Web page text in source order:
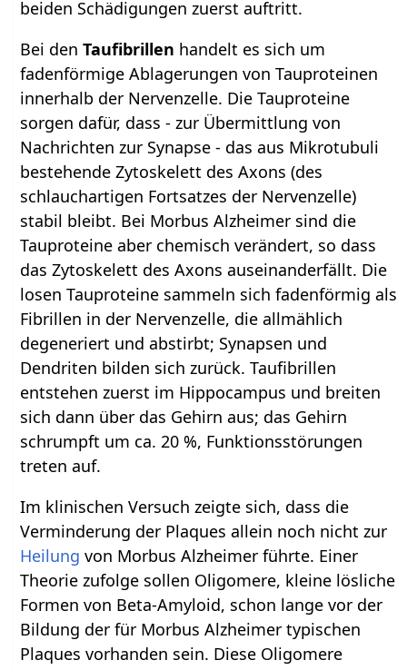
beiden Schädigungen zuerst auftritt.
Bei denTaufibrillen handelt es sich um
fadenförmige Ablagerungen von Tauproteinen
innerhalb der Nervenzelle. Die Tauproteine
sorgen dafür, dass - zur Übermittlung von
Nachrichten zur Synapse - das aus Mikrotubuli
bestehende Zytoskelett des Axons (des
schlauchartigen Fortsatzes der Nervenzelle)
stabil bleibt. Bei Morbus Alzheimer sind die
Tauproteine aber chemisch verändert, so dass
das Zytoskelett des Axons auseinanderfällt. Die
losen Tauproteine sammeln sich fadenförmig als
Fibrillen in der Nervenzelle, die allmählich
degeneriert und abstirbt; Synapsen und
Dendriten bilden sich zurück. Taufibrillen
entstehen zuerst im Hippocampus und breiten
sich dann über das Gehirn aus; das Gehirn
schrumpft um ca. 20 %, Funktionsstörungen
treten auf.
Im klinischen Versuch zeigte sich, dass die
Verminderung der Plaques allein noch nicht zur
Heilung von Morbus Alzheimer führte. Einer
Theorie zufolge sollen Oligomere, kleine lösliche
Formen von Beta-Amyloid, schon lange vor der
Bildung der für Morbus Alzheimer typischen
Plaques vorhanden sein. Diese Oligomere